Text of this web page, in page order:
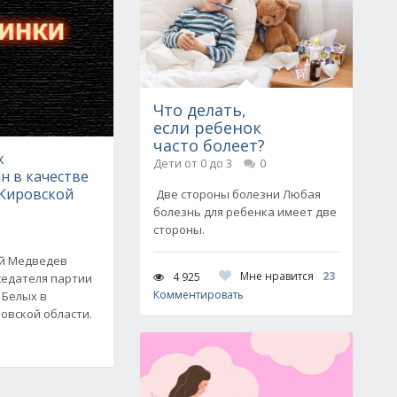
в качестве
Медведев
партии
в
области.
Что делать,
если ребенок
часто болеет?
Дети от 0 до 3
0
Две стороны болезни Любая
болезнь для ребенка имеет две
стороны.
4 925 Мне нравится
23
Комментировать